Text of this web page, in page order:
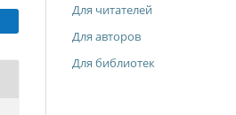
Для читателей
Для авторов
Для библиотек